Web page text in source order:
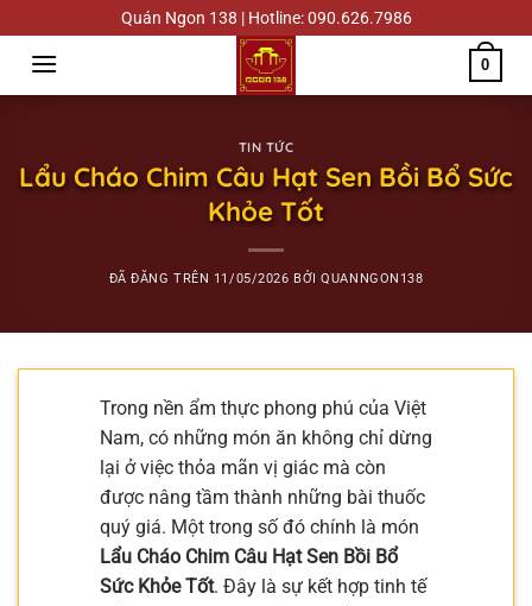
đến
dung
Quán Ngon 138 | Hotline: 090.626.7986
0
TIN TỨC
Lẩu Cháo Chim Câu Hạt Sen Bồi Bổ Sức
Khỏe Tốt
ĐÃ ĐĂNG TRÊN 11/05/2026 BỞIQUANNGON138
Trong nền ẩm thực phong phú của Việt
Nam, có những món ăn không chỉ dừng
lại ở việc thỏa mãn vị giác mà còn
được nâng tầm thành những bài thuốc
quý giá. Một trong số đó chính là món
Lẩu Cháo Chim Câu Hạt Sen Bồi Bổ
Sức Khỏe Tốt. Đây là sự kết hợp tinh tế